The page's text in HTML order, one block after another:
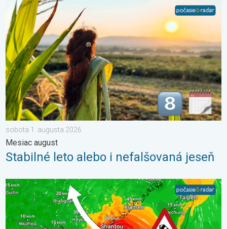
Stabilné leto alebo i nefalšovaná jeseň. Mesiac august. . .
sobota 1. augusta 2026
Mesiac august
Stabilné leto alebo i nefalšovaná jeseň
Čínu zasiahne pomerne silný tajfún. Až 500 litrov dažďa. . .